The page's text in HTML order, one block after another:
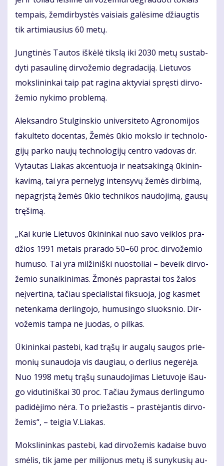
tem­pais, žem­dir­bys­tės vai­siais ga­lė­si­me džiaug­tis
tik ar­ti­miau­sius 60 me­tų.
Jung­ti­nės Tau­tos iš­kė­lė tiks­lą iki 2030 me­tų su­stab­
dy­ti pa­sau­li­nę dir­vo­že­mio de­gra­da­ci­ją. Lie­tu­vos
moks­li­nin­kai taip pat ra­gi­na ak­ty­viai spręs­ti dir­vo­
že­mio ny­ki­mo pro­ble­mą.
Alek­san­dro Stul­gins­kio uni­ver­si­te­to Ag­ro­no­mi­jos
fa­kul­te­to do­cen­tas, Že­mės ūkio moks­lo ir tech­no­lo­
gi­jų par­ko nau­jų tech­no­lo­gi­jų cen­tro va­do­vas dr.
Vy­tau­tas Lia­kas ak­cen­tuo­ja ir ne­at­sa­kin­gą ūki­nin­
ka­vi­mą, tai yra per­ne­lyg in­ten­sy­vų že­mės dir­bi­mą,
ne­pa­grįs­tą že­mės ūkio tech­ni­kos nau­do­ji­mą, gau­sų
trę­ši­mą.
„Kai ku­rie Lie­tu­vos ūki­nin­kai nuo sa­vo veik­los pra­
džios 1991 me­tais pra­ra­do 50–60 proc. dir­vo­že­mio
hu­mu­so. Tai yra mil­ži­niš­ki nuos­to­liai – be­veik dir­vo­
že­mio su­nai­ki­ni­mas. Žmo­nės pa­pras­tai tos ža­los
ne­įver­ti­na, ta­čiau spe­cia­lis­tai fik­suo­ja, jog kas­met
ne­ten­ka­ma der­lin­go­jo, hu­mu­sin­go sluoks­nio. Dir­
vo­že­mis tam­pa ne juo­das, o pil­kas.
Ūki­nin­kai pa­ste­bi, kad trą­šų ir au­ga­lų sau­gos prie­
mo­nių su­nau­do­ja vis dau­giau, o der­lius ne­ge­rė­ja.
Nuo 1998 me­tų trą­šų su­nau­do­ji­mas Lie­tu­vo­je iš­au­
go vi­du­ti­niš­kai 30 proc. Ta­čiau žy­maus der­lin­gu­mo
pa­di­dė­ji­mo nė­ra. To prie­žas­tis – pra­stė­jan­tis dir­vo­
že­mis“, – tei­gia V.Lia­kas.
Moks­li­nin­kas pa­ste­bi, kad dir­vo­že­mis ka­dai­se bu­vo
smė­lis, tik ja­me per mi­li­jo­nus me­tų iš su­ny­ku­sių au­